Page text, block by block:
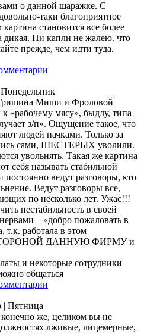
о данной шаражке. С
таки благоприятное
становится все более
дикая. Ни капли не жалею. что
прежде, чем идти туда.
Миши и Фроловой
к «рабочему мясу», быдлу, типа
з/п». Ощущение такое, что
людей пачками. Только за
сами, ШЕСТЕРЫХ уволили.
увольнять. Такая же картина
себя называть стабильной
ведут разговоры, кто
Ведут разговоры все,
по несколько лет. Ужас!!!
нестабильность в своей
– «добро пожаловать в
т.к. работала в этом
ДАННУЮ ФИРМУ и
и некоторые сотрудники
общаться
| Пятница
же, целиком вы не
лживые, лицемерные,